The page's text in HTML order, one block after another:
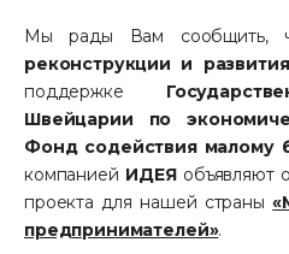
Мы рады Вам сообщить,
реконструкции и
поддержке
Швейцарии по
Фонд содействия малому
компанией ИДЕЯобъявляют
проекта для нашей страны
предпринимателей».